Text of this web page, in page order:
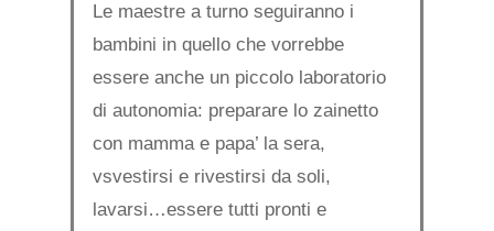
Le maestre a turno seguiranno i
bambini in quello che vorrebbe
essere anche un piccolo laboratorio
di autonomia: preparare lo zainetto
con mamma e papa’ la sera,
vsvestirsi e rivestirsi da soli,
lavarsi…essere tutti pronti e